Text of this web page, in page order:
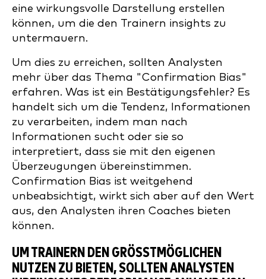
eine wirkungsvolle Darstellung erstellen
können, um die den Trainern insights zu
untermauern.
Um dies zu erreichen, sollten Analysten
mehr über das Thema "Confirmation Bias"
erfahren. Was ist ein Bestätigungsfehler? Es
handelt sich um die Tendenz, Informationen
zu verarbeiten, indem man nach
Informationen sucht oder sie so
interpretiert, dass sie mit den eigenen
Überzeugungen übereinstimmen.
Confirmation Bias ist weitgehend
unbeabsichtigt, wirkt sich aber auf den Wert
aus, den Analysten ihren Coaches bieten
können.
UM TRAINERN DEN GRÖSSTMÖGLICHEN N
UTZEN ZU BIETEN, SOLLTEN ANALYSTEN I